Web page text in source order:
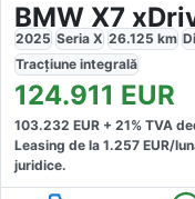
BMW X7
2025 Seria X 26.125 km
Tracțiune integrală
124.911 EUR
103.232 EUR + 21% TVA
Leasing de la 1.257 EUR/
juridice.